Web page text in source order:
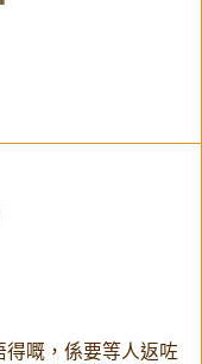
嘅，係要等人返咗